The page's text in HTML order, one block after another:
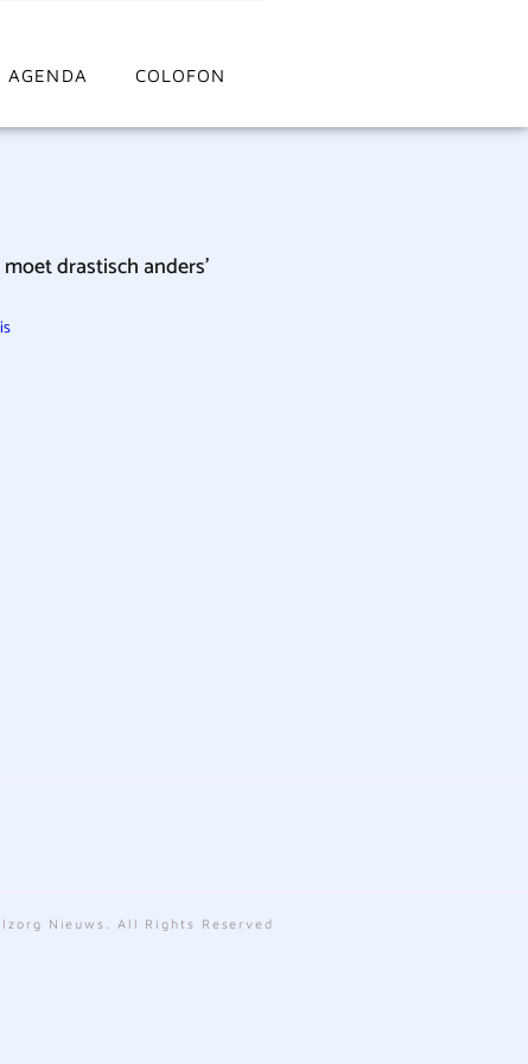
AGENDA COLOFON
drastisch anders’
Nieuws. All Rights Reserved